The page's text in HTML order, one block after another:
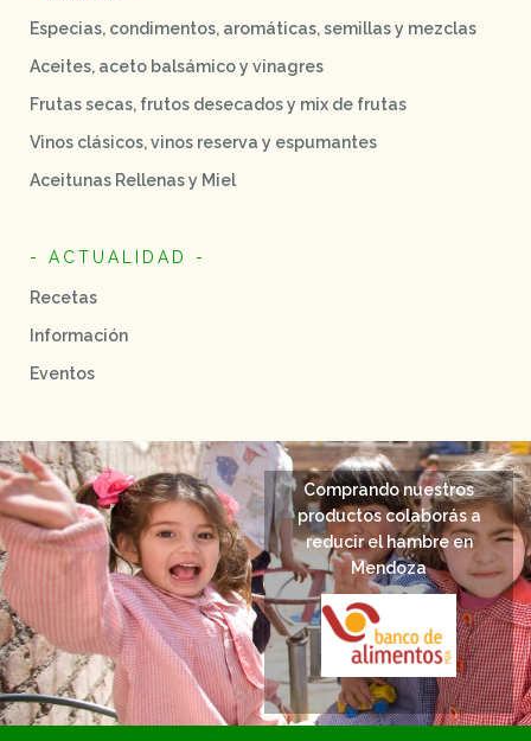
Especias, condimentos, aromáticas, semillas y mezclas
Aceites, aceto balsámico y vinagres
Frutas secas, frutos desecados y mix de frutas
Vinos clásicos, vinos reserva y espumantes
Aceitunas Rellenas y Miel
- ACTUALIDAD -
Recetas
Información
Eventos
Comprando nuestros
productos colaborás a
reducir el hambre en
Mendoza